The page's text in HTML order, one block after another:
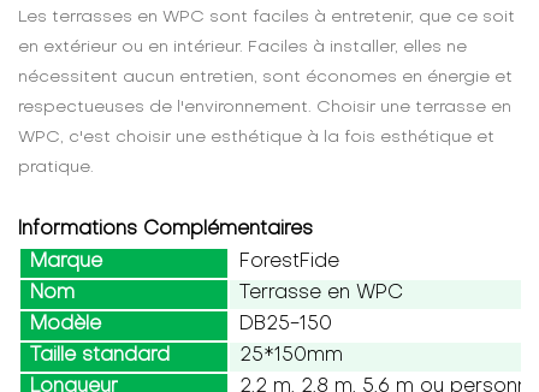
Les terrasses en WPC sont faciles à entretenir, que ce soit
en extérieur ou en intérieur. Faciles à installer, elles ne
nécessitent aucun entretien, sont économes en énergie et
respectueuses de l'environnement. Choisir une terrasse en
WPC, c'est choisir une esthétique à la fois esthétique et
pratique.
Informations Complémentaires
Marque
ForestFide
Nom
Terrasse en WPC
Modèle
DB25-150
Taille standard
25*150mm
Longueur
2,2 m, 2,8 m, 5,6 m ou